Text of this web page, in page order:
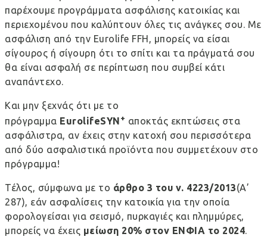
παρέχουμε προγράμματα ασφάλισης κατοικίας και
περιεχομένου που καλύπτουν όλες τις ανάγκες σου. Με
ασφάλιση από την Eurolife FFH, μπορείς να είσαι
σίγουρος ή σίγουρη ότι το σπίτι και τα πράγματά σου
θα είναι ασφαλή σε περίπτωση που συμβεί κάτι
αναπάντεχο.
Και μην ξεχνάς ότι με το
πρόγραμμα EurolifeSYN + αποκτάς εκπτώσεις στα
ασφάλιστρα, αν έχεις στην κατοχή σου περισσότερα
από δύο ασφαλιστικά προϊόντα που συμμετέχουν στο
πρόγραμμα!
Τέλος, σύμφωνα με το άρθρο 3 του ν. 4223/2013(Α’
287), εάν ασφαλίσεις την κατοικία για την οποία
φορολογείσαι για σεισμό, πυρκαγιές και πλημμύρες,
μπορείς να έχεις μείωση 20% στον ΕΝΦΙΑ το 2024.